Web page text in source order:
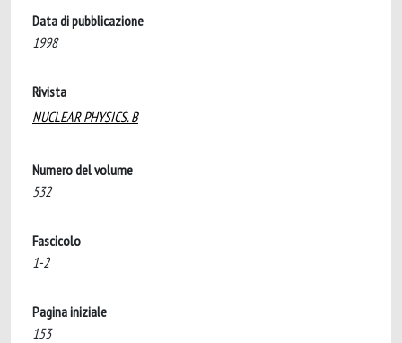
Data di pubblicazione
1998
Rivista
NUCLEAR PHYSICS. B
Numero del volume
532
Fascicolo
1-2
Pagina iniziale
153